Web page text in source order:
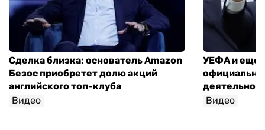
Сделка близка: основатель Amazon
Безос приобретет долю акций
английского топ-клуба
Видео
УЕФА и еще
официально
Видео